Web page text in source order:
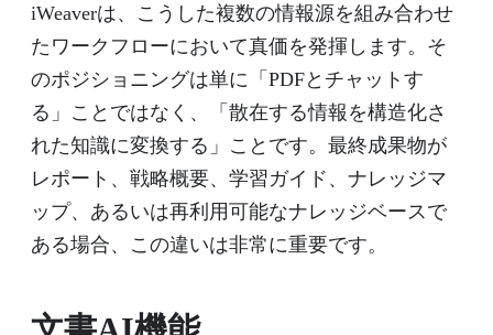
iWeaverは、こうした複数の情報源を組み合わせ
たワークフローにおいて真価を発揮します。そ
のポジショニングは単に「PDFとチャットす
る」ことではなく、「散在する情報を構造化さ
れた知識に変換する」ことです。最終成果物が
レポート、戦略概要、学習ガイド、ナレッジマ
ップ、あるいは再利用可能なナレッジベースで
ある場合、この違いは非常に重要です。